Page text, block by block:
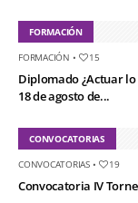
FORMACIÓN
FORMACIÓN • 15
Diplomado ¿Actuar
18 de agosto de...
CONVOCATORIAS
CONVOCATORIAS• 19
Convocatoria IV